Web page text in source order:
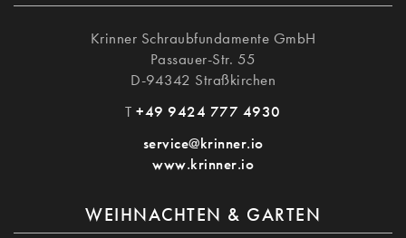
Krinner Schraubfundamente GmbH
Passauer-Str. 55
D-94342 Straßkirchen
T+49 9424 777 4930
service@krinner.io
www.krinner.io
WEIHNACHTEN & GARTEN